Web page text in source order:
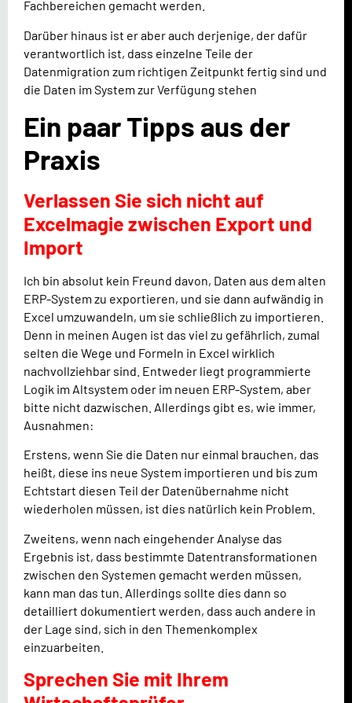
Fachbereichen gemacht werden.
Darüber hinaus ist er aber auch derjenige, der dafür
verantwortlich ist, dass einzelne Teile der
Datenmigration zum richtigen Zeitpunkt fertig sind und
die Daten im System zur Verfügung stehen
Ein paar Tipps aus der
Praxis
Verlassen Sie sich nicht auf
Excelmagie zwischen Export und
Import
Ich bin absolut kein Freund davon, Daten aus dem alten
ERP-System zu exportieren, und sie dann aufwändig in
Excel umzuwandeln, um sie schließlich zu importieren.
Denn in meinen Augen ist das viel zu gefährlich, zumal
selten die Wege und Formeln in Excel wirklich
nachvollziehbar sind. Entweder liegt programmierte
Logik im Altsystem oder im neuen ERP-System, aber
bitte nicht dazwischen. Allerdings gibt es, wie immer,
Ausnahmen:
Erstens, wenn Sie die Daten nur einmal brauchen, das
heißt, diese ins neue System importieren und bis zum
Echtstart diesen Teil der Datenübernahme nicht
wiederholen müssen, ist dies natürlich kein Problem.
Zweitens, wenn nach eingehender Analyse das
Ergebnis ist, dass bestimmte Datentransformationen
zwischen den Systemen gemacht werden müssen,
kann man das tun. Allerdings sollte dies dann so
detailliert dokumentiert werden, dass auch andere in
der Lage sind, sich in den Themenkomplex
einzuarbeiten.
Sprechen Sie mit Ihrem